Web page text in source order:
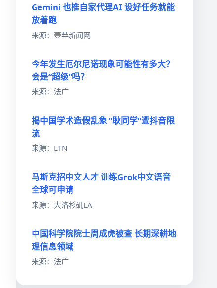
Gemini 也推自家代理AI 设好任务就能
放着跑
来源：壹苹新闻网
今年发生厄尔尼诺现象可能性有多大？
会是“超级”吗？
来源：法广
揭中国学术造假乱象 “耿同学”遭抖音限
流
来源：LTN
马斯克招中文人才 训练Grok中文语音
全球可申请
来源：大洛杉矶LA
中国科学院院士周成虎被查 长期深耕地
理信息领域
来源：法广